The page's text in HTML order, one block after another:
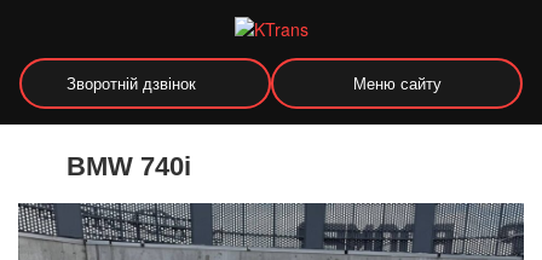
Зворотній дзвінок Меню сайту
BMW 740i